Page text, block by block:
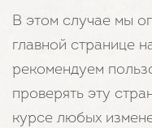
В этом случае мы
главной странице
рекомендуем
проверять эту
курсе любых